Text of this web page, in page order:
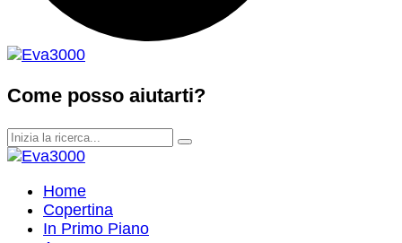
Come posso aiutarti?
Home
Copertina
In Primo Piano